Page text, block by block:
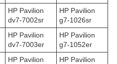
HP Pavilion
dv7-7002sr
HP Pavilion
g7-1026sr
HP Pavilion
dv7-7003er
HP Pavilion
g7-1052er
HP Pavilion
HP Pavilion